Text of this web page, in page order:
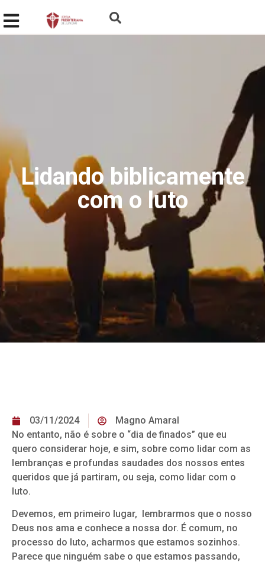
Lidando biblicamente
com o luto
03/11/2024
Magno Amaral
No entanto, não é sobre o “dia de finados” que eu
quero considerar hoje, e sim, sobre como lidar com as
lembranças e profundas saudades dos nossos entes
queridos que já partiram, ou seja, como lidar com o
luto.
Devemos, em primeiro lugar, lembrarmos que o nosso
Deus nos ama e conhece a nossa dor. É comum, no
processo do luto, acharmos que estamos sozinhos.
Parece que ninguém sabe o que estamos passando,